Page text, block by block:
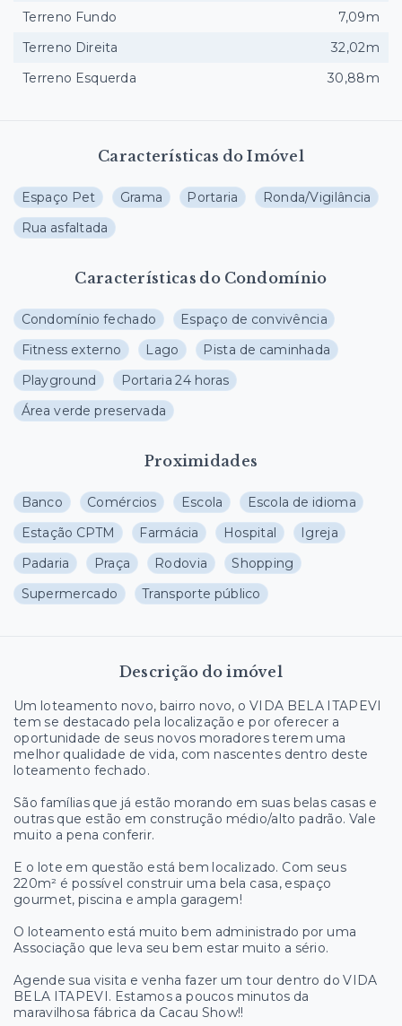
Características do Imóvel
Espaço Pet Grama Portaria
Ronda/Vigilância
Rua asfaltada
Características do Condomínio
Condomínio fechado
Espaço de convivência
Fitness externo
Lago
Pista de caminhada
Playground
Portaria 24 horas
Área verde preservada
Proximidades
Banco Comércios Escola
Escola de idioma
Estação CPTM
Farmácia Hospital
Igreja
Padaria
Praça Rodovia
Shopping
Supermercado
Transporte público
Descrição do imóvel
Um loteamento novo, bairro novo, o VIDA BELA ITAPEVI
tem se destacado pela localização e por oferecer a
oportunidade de seus novos moradores terem uma
melhor qualidade de vida, com nascentes dentro deste
loteamento fechado.
São famílias que já estão morando em suas belas casas e
outras que estão em construção médio/alto padrão. Vale
muito a pena conferir.
E o lote em questão está bem localizado. Com seus
220m² é possível construir uma bela casa, espaço
gourmet, piscina e ampla garagem!
O loteamento está muito bem administrado por uma
Associação que leva seu bem estar muito a sério.
Agende sua visita e venha fazer um tour dentro do VIDA
BELA ITAPEVI. Estamos a poucos minutos da
maravilhosa fábrica da Cacau Show!!
Terreno Fundo
7,09m
Terreno Direita
32,02m
Terreno Esquerda
30,88m